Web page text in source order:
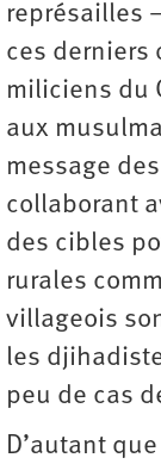
représailles
ces derniers
miliciens du
aux
message
collaborant
des cibles
rurales
villageois
les
peu de cas
D’autant